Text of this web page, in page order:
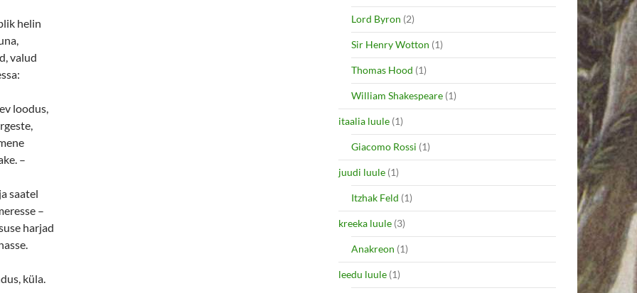
helin
valud
loodus,
–
saatel
–
harjad
küla.
Lord Byron (2)
Sir Henry Wotton (1)
Thomas Hood (1)
William Shakespeare (1)
itaalia luule (1)
Giacomo Rossi (1)
juudi luule (1)
Itzhak Feld (1)
kreeka luule (3)
Anakreon (1)
leedu luule (1)